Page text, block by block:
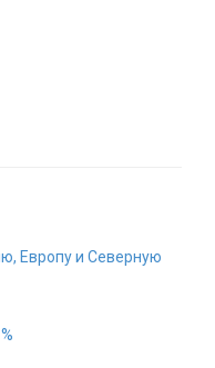
Европу и Северную